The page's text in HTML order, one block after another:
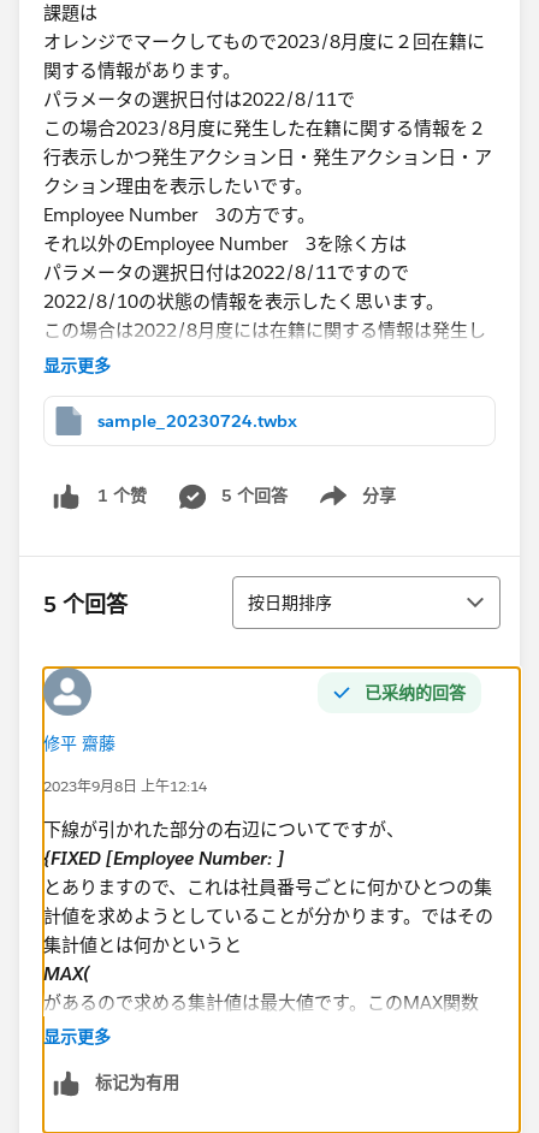
課題は
オレンジでマークしてもので2023/8月度に２回在籍に
関する情報があります。
パラメータの選択日付は2022/8/11で
この場合2023/8月度に発生した在籍に関する情報を２
行表示しかつ発生アクション日・発生アクション日・ア
クション理由を表示したいです。
Employee Number 3の方です。
それ以外のEmployee Number 3を除く方は
パラメータの選択日付は2022/8/11ですので
2022/8/10の状態の情報を表示したく思います。
この場合は2022/8月度には在籍に関する情報は発生し
ていないので
しては非表示にする。
せ、もし2022/8に在籍に関する情報があれば全て表示
​イメージとしては赤下線の情報を表示
2022/12/08が選択日付の場合は赤下線の情報を表示し
たいです。
全体に対するフィルターのかけ方が分からずご協力をお
願いしたく思います。
VIZのシートは在籍系_選択日付末在籍となります。
何卒よろしくお願い申し上げます。
显示更多
sample_20230724.twbx
1 个赞 5 个回答 分享
Show menu
5 个回答 排序
按日期排序
已采纳的回答
修平 齋藤
2023年9月8日 上午12:14
下線が引かれた部分の右辺についてですが、
{FIXED [Employee Number: ]
とありますので、これは社員番号ごとに何かひとつの集
計値を求めようとしていることが分かります。ではその
集計値とは何かというと
MAX(
があるので求める集計値は最大値です。このMAX関数
の中は
選択日付] THEN [Start Date] END
显示更多
标记为有用